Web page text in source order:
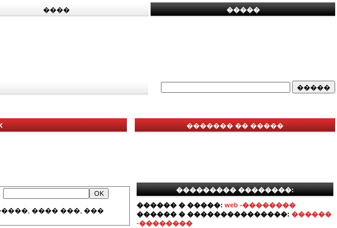
���� �����
���� ���, ���
������� �� �����
��������� ��������:
������ � �����: web -��������
������ � ���������������: ������
-��������